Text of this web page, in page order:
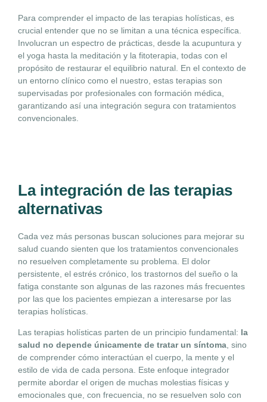
Para comprender el impacto de las terapias holísticas, es
crucial entender que no se limitan a una técnica específica.
Involucran un espectro de prácticas, desde la acupuntura y
el yoga hasta la meditación y la fitoterapia, todas con el
propósito de restaurar el equilibrio natural. En el contexto de
un entorno clínico como el nuestro, estas terapias son
supervisadas por profesionales con formación médica,
garantizando así una integración segura con tratamientos
convencionales.
La integración de las terapias
alternativas
Cada vez más personas buscan soluciones para mejorar su
salud cuando sienten que los tratamientos convencionales
no resuelven completamente su problema. El dolor
persistente, el estrés crónico, los trastornos del sueño o la
fatiga constante son algunas de las razones más frecuentes
por las que los pacientes empiezan a interesarse por las
terapias holísticas.
Las terapias holísticas parten de un principio fundamental: la
salud no depende únicamente de tratar un síntoma, sino
de comprender cómo interactúan el cuerpo, la mente y el
estilo de vida de cada persona. Este enfoque integrador
permite abordar el origen de muchas molestias físicas y
emocionales que, con frecuencia, no se resuelven solo con